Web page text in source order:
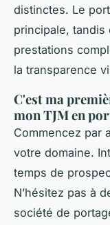
distinctes. Le
principale,
prestations
la transparence
C'est ma
mon TJM en
Commencez par
votre domaine.
temps de
N’hésitez pas à
société de